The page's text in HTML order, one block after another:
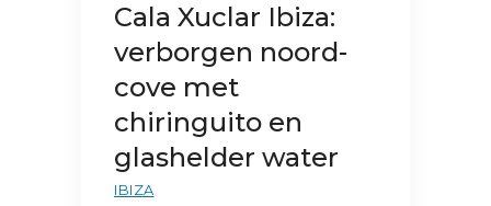
Cala Xuclar Ibiza:
verborgen noord-
cove met
chiringuito en
glashelder water
IBIZA